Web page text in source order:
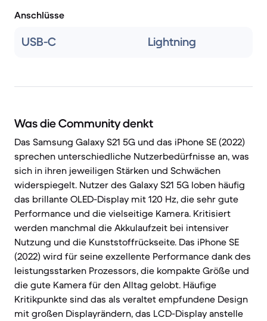
Anschlüsse
USB-C Lightning
Was die Community denkt
Das Samsung Galaxy S21 5G und das iPhone SE (2022)
sprechen unterschiedliche Nutzerbedürfnisse an, was
sich in ihren jeweiligen Stärken und Schwächen
widerspiegelt. Nutzer des Galaxy S21 5G loben häufig
das brillante OLED-Display mit 120 Hz, die sehr gute
Performance und die vielseitige Kamera. Kritisiert
werden manchmal die Akkulaufzeit bei intensiver
Nutzung und die Kunststoffrückseite. Das iPhone SE
(2022) wird für seine exzellente Performance dank des
leistungsstarken Prozessors, die kompakte Größe und
die gute Kamera für den Alltag gelobt. Häufige
Kritikpunkte sind das als veraltet empfundene Design
mit großen Displayrändern, das LCD-Display anstelle